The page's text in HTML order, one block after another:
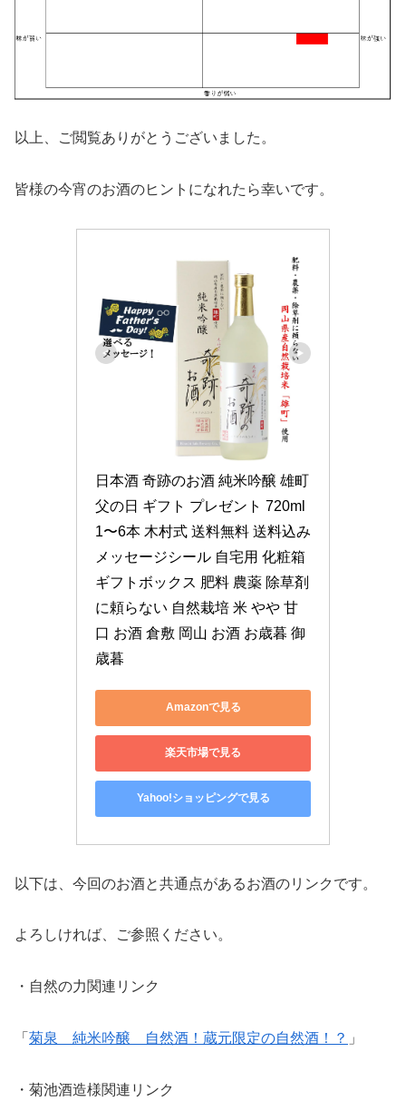
以上、ご閲覧ありがとうございました。
皆様の今宵のお酒のヒントになれたら幸いです。
日本酒 奇跡のお酒 純米吟醸 雄町
父の日 ギフト プレゼント 720ml
1〜6本 木村式 送料無料 送料込み
メッセージシール 自宅用 化粧箱
ギフトボックス 肥料 農薬 除草剤
に頼らない 自然栽培 米 やや 甘
口 お酒 倉敷 岡山 お酒 お歳暮 御
歳暮
Amazonで見る
楽天市場で見る
Yahoo!ショッピングで見る
以下は、今回のお酒と共通点があるお酒のリンクです。
よろしければ、ご参照ください。
・自然の力関連リンク
「 菊泉 純米吟醸 自然酒！蔵元限定の自然酒！？ 」
・菊池酒造様関連リンク